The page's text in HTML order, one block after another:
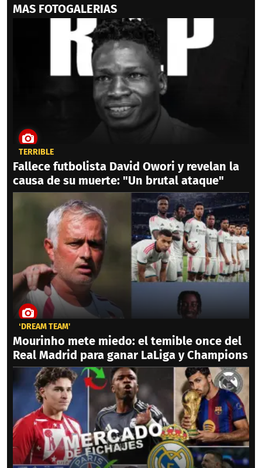
MAS FOTOGALERIAS
TERRIBLE
Fallece futbolista David Owori y revelan la
causa de su muerte: "Un brutal ataque"
‘DREAM TEAM'
Mourinho mete miedo: el temible once del
Real Madrid para ganar LaLiga y Champions